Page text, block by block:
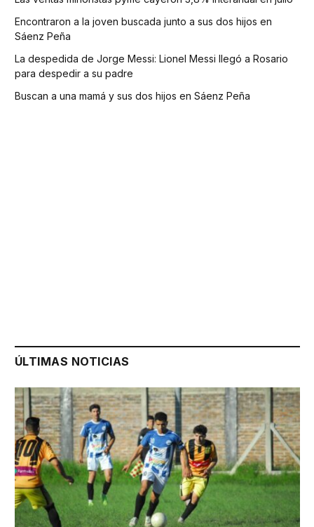
Encontraron a la joven buscada junto a sus dos hijos en
Sáenz Peña
La despedida de Jorge Messi: Lionel Messi llegó a Rosario
para despedir a su padre
Buscan a una mamá y sus dos hijos en Sáenz Peña
ÚLTIMAS NOTICIAS